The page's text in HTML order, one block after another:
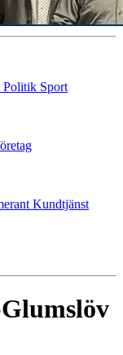
Politik Sport
Kundtjänst